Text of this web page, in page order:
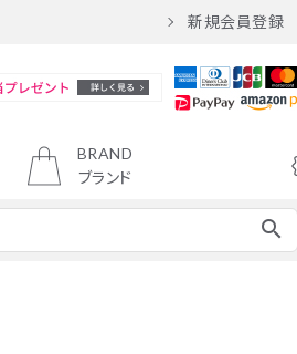
新規会員登録
BRAND
ブランド
search